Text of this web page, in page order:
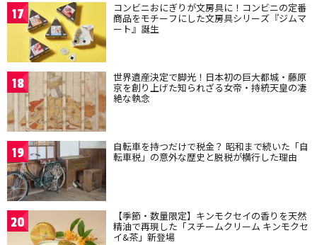
17 コンビニおにぎりが文房具に！コンビニの定番
商品をモチーフにした文房具シリーズ『ジムマ
ート』誕生
18 世界遺産決定で脚光！日本初の巨大都城・藤原
京を創り上げた知られざる女帝・持統天皇の凄
絶な執念
19 自転車を持つだけで税金？ 昭和まで続いた「自
転車税」の意外な歴史と脱税が横行した理由
20 【季節・数量限定】キンモクセイの香りを天然
精油で再現した「スチームクリーム キンモクセ
イ&茶」新登場